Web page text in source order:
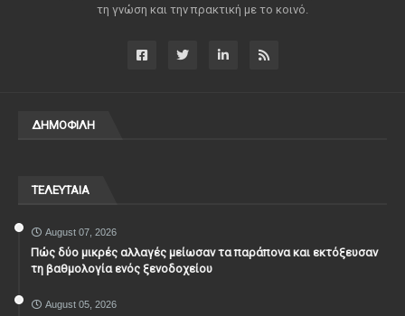
τη γνώση και την πρακτική με το κοινό.
ΔΗΜΟΦΙΛΗ
ΤΕΛΕΥΤΑΙΑ
August 07, 2026
Πώς δύο μικρές αλλαγές μείωσαν τα παράπονα και εκτόξευσαν
τη βαθμολογία ενός ξενοδοχείου
August 05, 2026